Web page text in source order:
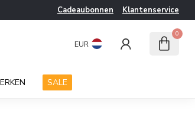
Cadeaubonnen Klantenservice
EUR
0
SALE